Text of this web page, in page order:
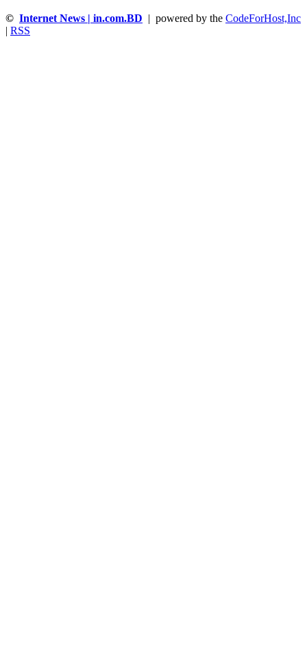
© Internet News | in.com.BD | powered by the CodeForHost,Inc
| RSS